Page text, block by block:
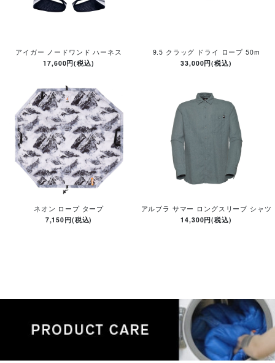
アイガー ノードワンド ハーネス
17,600円(税込)
9.5 クラッグ ドライ ロープ 50m
33,000円(税込)
ネオン ロープ タープ
7,150円(税込)
アルブラ サマー ロングスリーブ シャツ
14,300円(税込)